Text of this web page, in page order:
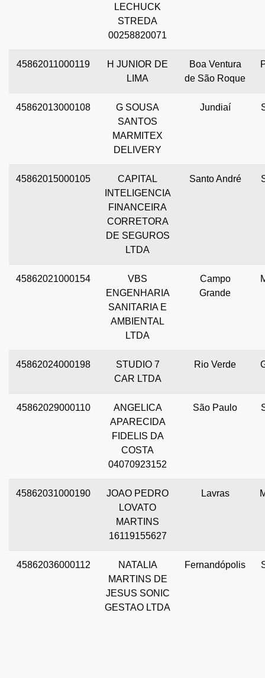
LECHUCK
STREDA
00258820071
45862011000119
H JUNIOR DE
LIMA
Boa Ventura
de São Roque
45862013000108
G SOUSA
SANTOS
MARMITEX
DELIVERY
Jundiaí
45862015000105
CAPITAL
INTELIGENCIA
FINANCEIRA
CORRETORA
DE SEGUROS
LTDA
Santo André
45862021000154
VBS
ENGENHARIA
SANITARIA E
AMBIENTAL
LTDA
Campo
Grande
45862024000198
STUDIO 7
CAR LTDA
Rio Verde
45862029000110
ANGELICA
APARECIDA
FIDELIS DA
COSTA
04070923152
São Paulo
45862031000190
JOAO PEDRO
LOVATO
MARTINS
16119155627
Lavras
45862036000112
NATALIA
MARTINS DE
JESUS SONIC
GESTAO LTDA
Fernandópolis